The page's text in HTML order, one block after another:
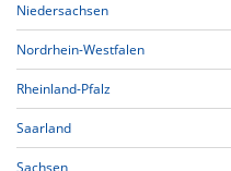
Niedersachsen
Nordrhein-Westfalen
Rheinland-Pfalz
Saarland
Sachsen